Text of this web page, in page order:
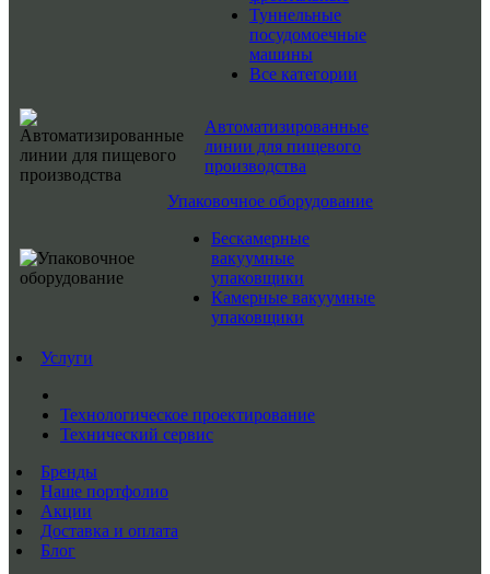
Туннельные
посудомоечные
машины
Все категории
Автоматизированные
линии для пищевого
производства
Упаковочное оборудование
Бескамерные
вакуумные
упаковщики
Камерные вакуумные
упаковщики
Услуги
Технологическое проектирование
Технический сервис
Бренды
Наше портфолио
Акции
Доставка и оплата
Блог